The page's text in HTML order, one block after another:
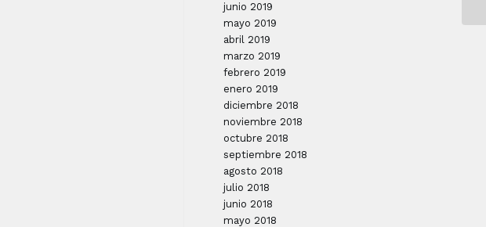
junio 2019
mayo 2019
abril 2019
marzo 2019
febrero 2019
enero 2019
diciembre 2018
noviembre 2018
octubre 2018
septiembre 2018
agosto 2018
julio 2018
junio 2018
mayo 2018